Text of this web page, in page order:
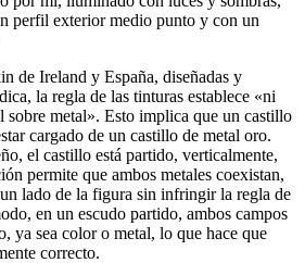
perfil exterior medio punto y con un
de Ireland y España, diseñadas y
la regla de las tinturas establece «ni
sobre metal». Esto implica que un castillo
cargado de un castillo de metal oro.
el castillo está partido, verticalmente,
permite que ambos metales coexistan,
lado de la figura sin infringir la regla de
en un escudo partido, ambos campos
ya sea color o metal, lo que hace que
correcto.